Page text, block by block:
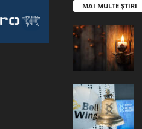
MAI MULTE ȘTIRI